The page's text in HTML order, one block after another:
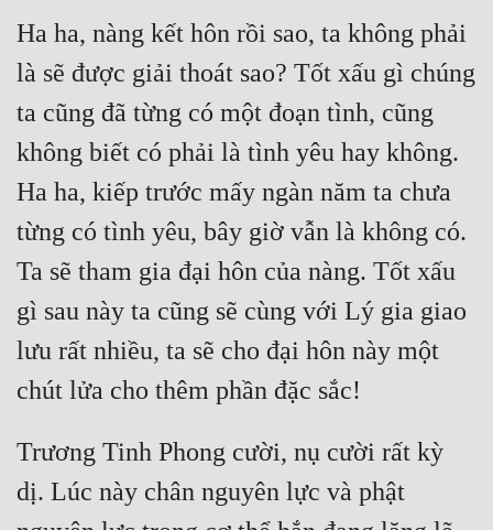
Ha ha, nàng kết hôn rồi sao, ta không phải
là sẽ được giải thoát sao? Tốt xấu gì chúng
ta cũng đã từng có một đoạn tình, cũng
không biết có phải là tình yêu hay không.
Ha ha, kiếp trước mấy ngàn năm ta chưa
từng có tình yêu, bây giờ vẫn là không có.
Ta sẽ tham gia đại hôn của nàng. Tốt xấu
gì sau này ta cũng sẽ cùng với Lý gia giao
lưu rất nhiều, ta sẽ cho đại hôn này một
Trương Tinh Phong cười, nụ cười rất kỳ
dị. Lúc này chân nguyên lực và phật